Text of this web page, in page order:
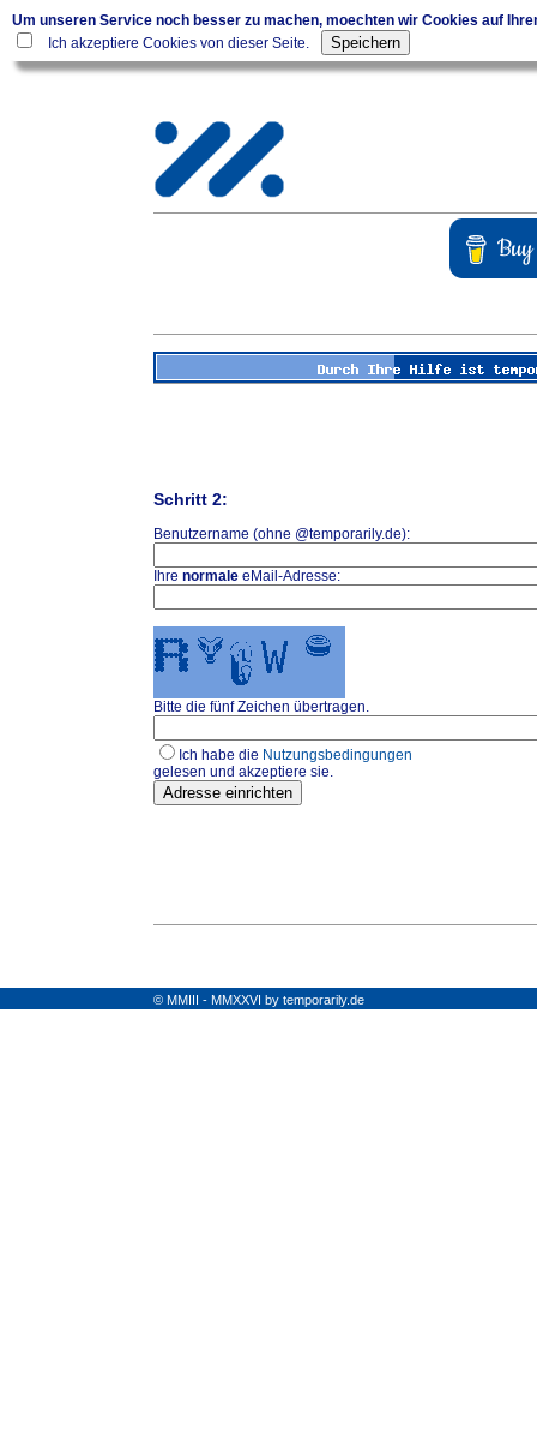
Um unseren Service noch besser zu machen, moechten wir Cookies auf
Ich akzeptiere Cookies von dieser Seite.
Schritt 2:
Benutzername (ohne @temporarily.de):
Ihre normale eMail-Adresse:
Bitte die fünf Zeichen übertragen.
Ich habe die Nutzungsbedingungen
gelesen und akzeptiere sie.
© MMIII - MMXXVI by temporarily.de